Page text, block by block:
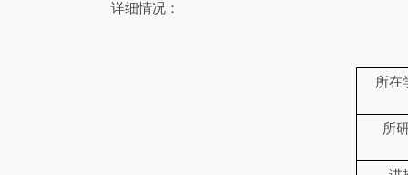
详细情况：
所在
所